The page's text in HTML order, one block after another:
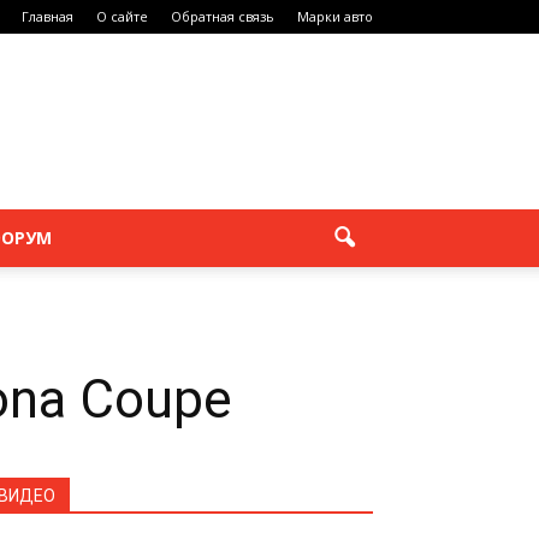
Главная О сайте Обратная связь Марки авто
Coupe
ВИДЕО